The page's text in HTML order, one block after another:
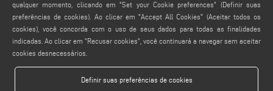
COOKIE POLICY
qualquer momento, clicando em "Set your Cookie preferences" (Definir suas
preferências de cookies). Ao clicar em "Accept All Cookies" (Aceitar todos os
cookies), você concorda com o uso de seus dados para todas as finalidades
indicadas. Ao clicar em "Recusar cookies", você continuará a navegar sem aceitar
cookies desnecessários.
Definir suas preferências de cookies